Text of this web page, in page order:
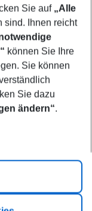
Sie auf „Alle
sind. Ihnen reicht
können Sie Ihre
Sie können
Sie dazu
ändern“.